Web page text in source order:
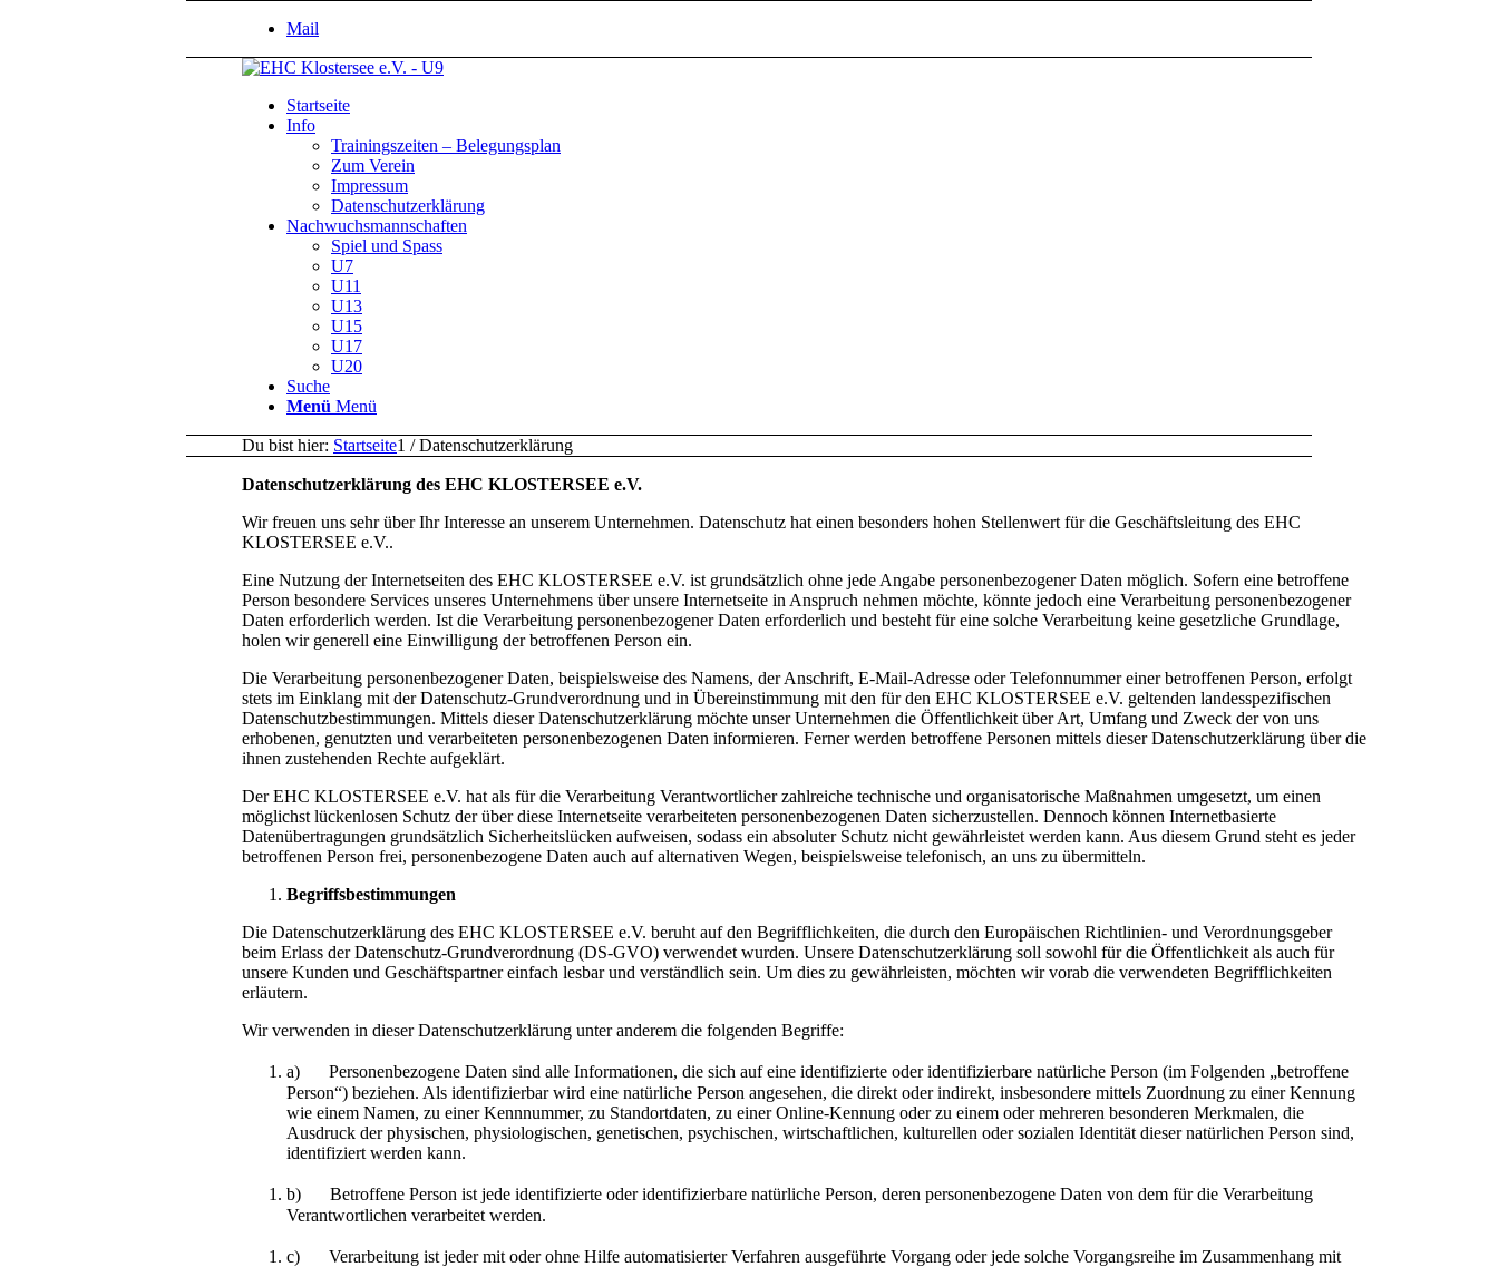
Mail
Startseite
Info
Trainingszeiten – Belegungsplan
Zum Verein
Impressum
Datenschutzerklärung
Nachwuchsmannschaften
Spiel und Spass
U7
U11
U13
U15
U17
U20
Suche
Menü Menü
Du bist hier: Startseite1 / Datenschutzerklärung
Datenschutzerklärung des EHC KLOSTERSEE e.V.
Wir freuen uns sehr über Ihr Interesse an unserem Unternehmen. Datenschutz hat einen besonders hohen Stellenwert für die Geschäftsleitung des EHC
KLOSTERSEE e.V..
Eine Nutzung der Internetseiten des EHC KLOSTERSEE e.V. ist grundsätzlich ohne jede Angabe personenbezogener Daten möglich. Sofern eine betroffene
Person besondere Services unseres Unternehmens über unsere Internetseite in Anspruch nehmen möchte, könnte jedoch eine Verarbeitung personenbezogener
Daten erforderlich werden. Ist die Verarbeitung personenbezogener Daten erforderlich und besteht für eine solche Verarbeitung keine gesetzliche Grundlage,
holen wir generell eine Einwilligung der betroffenen Person ein.
Die Verarbeitung personenbezogener Daten, beispielsweise des Namens, der Anschrift, E-Mail-Adresse oder Telefonnummer einer betroffenen Person, erfolgt
stets im Einklang mit der Datenschutz-Grundverordnung und in Übereinstimmung mit den für den EHC KLOSTERSEE e.V. geltenden landesspezifischen
Datenschutzbestimmungen. Mittels dieser Datenschutzerklärung möchte unser Unternehmen die Öffentlichkeit über Art, Umfang und Zweck der von uns
erhobenen, genutzten und verarbeiteten personenbezogenen Daten informieren. Ferner werden betroffene Personen mittels dieser Datenschutzerklärung über die
ihnen zustehenden Rechte aufgeklärt.
Der EHC KLOSTERSEE e.V. hat als für die Verarbeitung Verantwortlicher zahlreiche technische und organisatorische Maßnahmen umgesetzt, um einen
möglichst lückenlosen Schutz der über diese Internetseite verarbeiteten personenbezogenen Daten sicherzustellen. Dennoch können Internetbasierte
Datenübertragungen grundsätzlich Sicherheitslücken aufweisen, sodass ein absoluter Schutz nicht gewährleistet werden kann. Aus diesem Grund steht es jeder
betroffenen Person frei, personenbezogene Daten auch auf alternativen Wegen, beispielsweise telefonisch, an uns zu übermitteln.
Begriffsbestimmungen
Die Datenschutzerklärung des EHC KLOSTERSEE e.V. beruht auf den Begrifflichkeiten, die durch den Europäischen Richtlinien- und Verordnungsgeber
beim Erlass der Datenschutz-Grundverordnung (DS-GVO) verwendet wurden. Unsere Datenschutzerklärung soll sowohl für die Öffentlichkeit als auch für
unsere Kunden und Geschäftspartner einfach lesbar und verständlich sein. Um dies zu gewährleisten, möchten wir vorab die verwendeten Begrifflichkeiten
erläutern.
Wir verwenden in dieser Datenschutzerklärung unter anderem die folgenden Begriffe:
a) Personenbezogene Daten sind alle Informationen, die sich auf eine identifizierte oder identifizierbare natürliche Person (im Folgenden „betroffene
Person“) beziehen. Als identifizierbar wird eine natürliche Person angesehen, die direkt oder indirekt, insbesondere mittels Zuordnung zu einer Kennung
wie einem Namen, zu einer Kennnummer, zu Standortdaten, zu einer Online-Kennung oder zu einem oder mehreren besonderen Merkmalen, die
Ausdruck der physischen, physiologischen, genetischen, psychischen, wirtschaftlichen, kulturellen oder sozialen Identität dieser natürlichen Person sind,
identifiziert werden kann.
b) Betroffene Person ist jede identifizierte oder identifizierbare natürliche Person, deren personenbezogene Daten von dem für die Verarbeitung
Verantwortlichen verarbeitet werden.
c) Verarbeitung ist jeder mit oder ohne Hilfe automatisierter Verfahren ausgeführte Vorgang oder jede solche Vorgangsreihe im Zusammenhang mit